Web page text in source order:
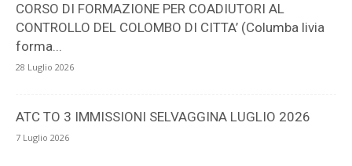
CORSO DI FORMAZIONE PER COADIUTORI AL
CONTROLLO DEL COLOMBO DI CITTA’ (Columba livia
forma...
28 Luglio 2026
ATC TO 3 IMMISSIONI SELVAGGINA LUGLIO 2026
7 Luglio 2026